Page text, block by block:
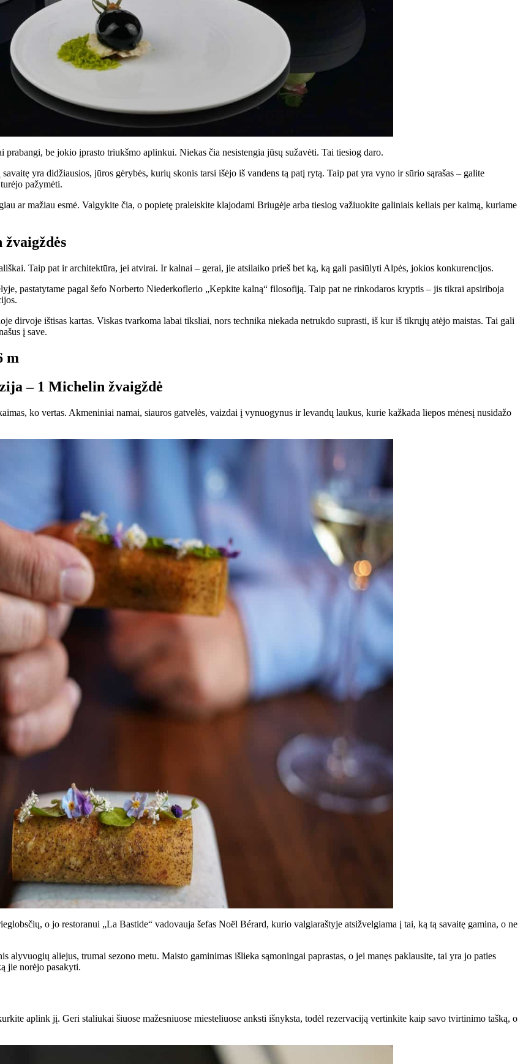
be jokio įprasto triukšmo aplinkui. Niekas čia nesistengia jūsų sužavėti. Tai tiesiog daro.
yra didžiausios, jūros gėrybės, kurių skonis tarsi išėjo iš vandens tą patį rytą. Taip pat yra vyno ir sūrio sąrašas – galite
pažymėti.
ar mažiau esmė. Valgykite čia, o popietę praleiskite klajodami Briugėje arba tiesiog važiuokite galiniais keliais per kaimą, kuriame
Taip pat ir architektūra, jei atvirai. Ir kalnai – gerai, jie atsilaiko prieš bet ką, ką gali pasiūlyti Alpės, jokios konkurencijos.
pastatytame pagal šefo Norberto Niederkoflerio „Kepkite kalną“ filosofiją. Taip pat ne rinkodaros kryptis – jis tikrai apsiriboja
dirvoje ištisas kartas. Viskas tvarkoma labai tiksliai, nors technika niekada netrukdo suprasti, iš kur iš tikrųjų atėjo maistas. Tai gali
į save.
m
– 1 Michelin žvaigždė
ko vertas. Akmeniniai namai, siauros gatvelės, vaizdai į vynuogynus ir levandų laukus, kurie kažkada liepos mėnesį nusidažo
o jo restoranui „La Bastide“ vadovauja šefas Noël Bérard, kurio valgiaraštyje atsižvelgiama į tai, ką tą savaitę gamina, o ne
aliejus, trumai sezono metu. Maisto gaminimas išlieka sąmoningai paprastas, o jei manęs paklausite, tai yra jo paties
jie norėjo pasakyti.
aplink jį. Geri staliukai šiuose mažesniuose miesteliuose anksti išnyksta, todėl rezervaciją vertinkite kaip savo tvirtinimo tašką, o